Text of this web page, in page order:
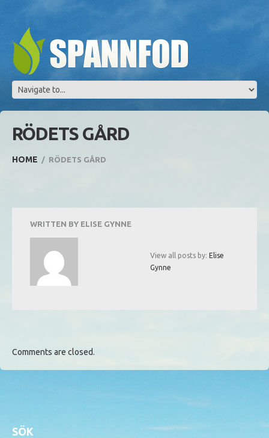
RÖDETS GÅRD
HOME RÖDETS GÅRD
WRITTEN BY ELISE GYNNE
View all posts by: Elise
Gynne
Comments are closed.
SÖK